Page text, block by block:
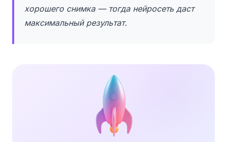
хорошего снимка — тогда нейросеть даст
максимальный результат.